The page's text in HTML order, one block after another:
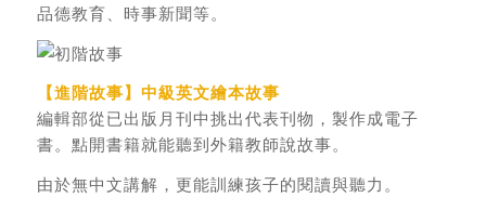
品德教育、時事新聞等。
【進階故事】中級英文繪本故事
編輯部從已出版月刊中挑出代表刊物，製作成電子
書。點開書籍就能聽到外籍教師說故事。
由於無中文講解，更能訓練孩子的閱讀與聽力。